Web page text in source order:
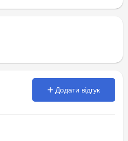
Додати відгук